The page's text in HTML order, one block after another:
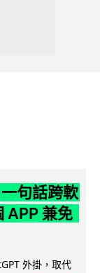
句話跨軟
APP 兼免
外掛，取代